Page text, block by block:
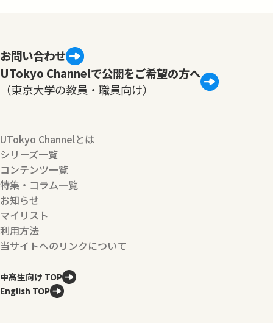
お問い合わせ
UTokyo Channelで公開をご希望の方へ
（東京大学の教員・職員向け）
UTokyo Channelとは
シリーズ一覧
コンテンツ一覧
特集・コラム一覧
お知らせ
マイリスト
利用方法
当サイトへのリンクについて
中高生向け TOP
English TOP